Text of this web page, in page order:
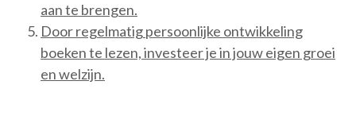
aan te brengen.
Door regelmatig persoonlijke ontwikkeling
boeken te lezen, investeer je in jouw eigen groei
en welzijn.